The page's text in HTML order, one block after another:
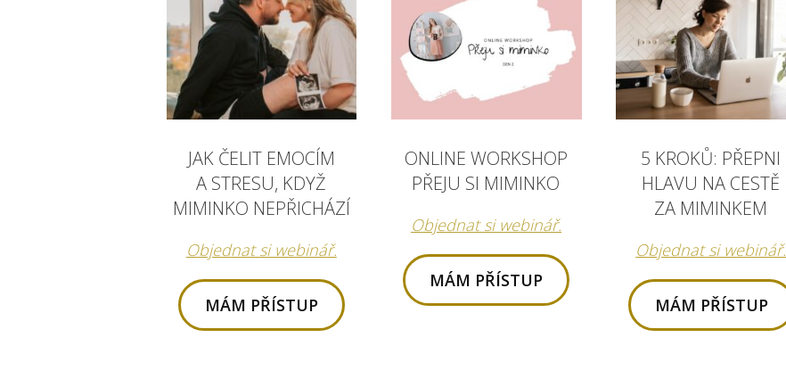
JAK ČELIT EMOCÍM
A STRESU, KDYŽ
MIMINKO NEPŘICHÁZÍ
Objednat si webinář.
MÁM PŘÍSTUP
ONLINE WORKSHOP
PŘEJU SI MIMINKO
Objednat si webinář.
MÁM PŘÍSTUP
5 KROKŮ: PŘEPNI
HLAVU NA CESTĚ
ZA MIMINKEM
Objednat si webinář.
MÁM PŘÍSTUP